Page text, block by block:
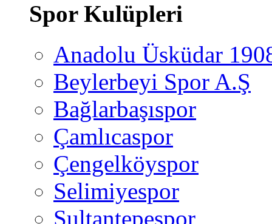
Spor Kulüpleri
Anadolu Üsküdar
Beylerbeyi Spor A.Ş
Bağlarbaşıspor
Çamlıcaspor
Çengelköyspor
Selimiyespor
Sultantepespor